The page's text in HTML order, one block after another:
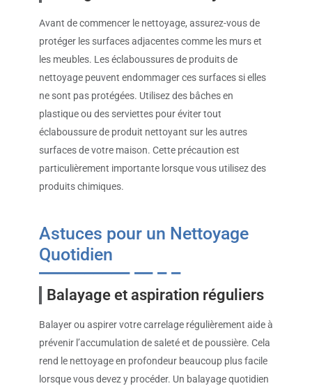
Avant de commencer le nettoyage, assurez-vous de
protéger les surfaces adjacentes comme les murs et
les meubles. Les éclaboussures de produits de
nettoyage peuvent endommager ces surfaces si elles
ne sont pas protégées. Utilisez des bâches en
plastique ou des serviettes pour éviter tout
éclaboussure de produit nettoyant sur les autres
surfaces de votre maison. Cette précaution est
particulièrement importante lorsque vous utilisez des
produits chimiques.
Astuces pour un Nettoyage
Quotidien
Balayage et aspiration réguliers
Balayer ou aspirer votre carrelage régulièrement aide à
prévenir l’accumulation de saleté et de poussière. Cela
rend le nettoyage en profondeur beaucoup plus facile
lorsque vous devez y procéder. Un balayage quotidien